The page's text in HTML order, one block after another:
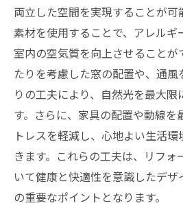
両立した空間を実現することが可
素材を使用することで、アレルギ
室内の空気質を向上させることが
たりを考慮した窓の配置や、通
りの工夫により、自然光を最大
す。さらに、家具の配置や動線を
トレスを軽減し、心地よい生活
きます。これらの工夫は、リフォ
いて健康と快適性を意識したデ
の重要なポイントとなります。